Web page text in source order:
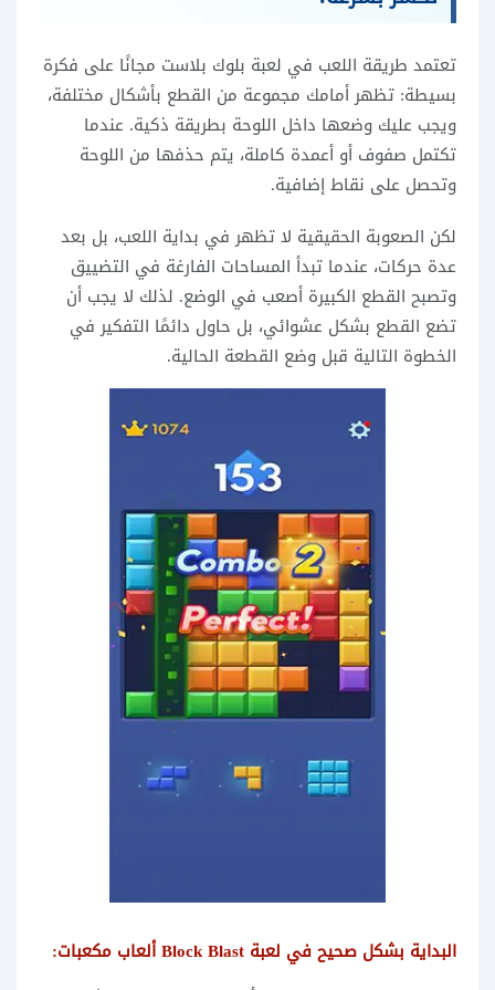
تعتمد طريقة اللعب في لعبة بلوك بلاست مجانًا على فكرة
بسيطة: تظهر أمامك مجموعة من القطع بأشكال مختلفة،
ويجب عليك وضعها داخل اللوحة بطريقة ذكية. عندما
تكتمل صفوف أو أعمدة كاملة، يتم حذفها من اللوحة
وتحصل على نقاط إضافية.
لكن الصعوبة الحقيقية لا تظهر في بداية اللعب، بل بعد
عدة حركات، عندما تبدأ المساحات الفارغة في التضييق
وتصبح القطع الكبيرة أصعب في الوضع. لذلك لا يجب أن
تضع القطع بشكل عشوائي، بل حاول دائمًا التفكير في
الخطوة التالية قبل وضع القطعة الحالية.
البداية بشكل صحيح في لعبة Block Blast ألعاب مكعبات: